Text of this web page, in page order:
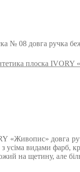
№ 08 довга ручка
плоска
довга
видами фарб,
на щетину, але